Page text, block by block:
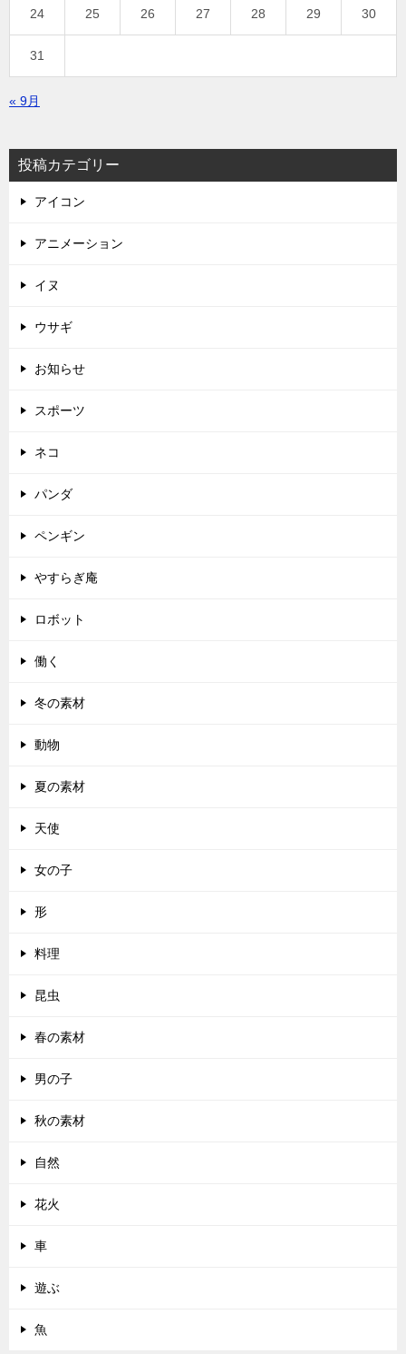
24 25 26 27 28 29 30
31
« 9月
投稿カテゴリー
アイコン
アニメーション
イヌ
ウサギ
お知らせ
スポーツ
ネコ
パンダ
ペンギン
やすらぎ庵
ロボット
働く
冬の素材
動物
夏の素材
天使
女の子
形
料理
昆虫
春の素材
男の子
秋の素材
自然
花火
車
遊ぶ
魚